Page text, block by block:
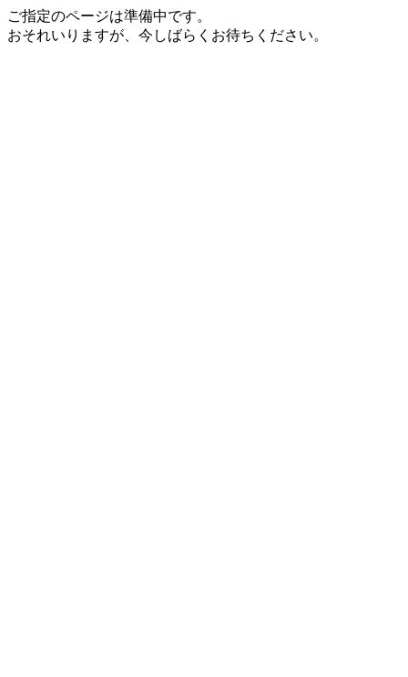
ご指定のページは準備中です。
おそれいりますが、今しばらくお待ちください。